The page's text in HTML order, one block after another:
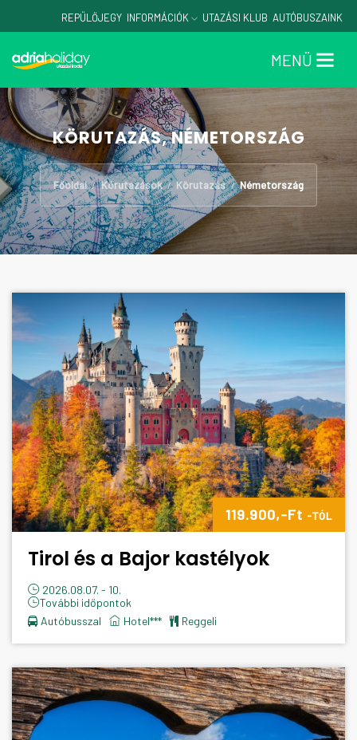
REPÜLŐJEGY INFORMÁCIÓK UTAZÁSI KLUB AUTÓBUSZAINK
MENÜ
KÖRUTAZÁS, NÉMETORSZÁG
Főoldal / Körutazások / Körutazás / Németország
119.900,-Ft -TÓL
Tirol és a Bajor kastélyok
2026.08.07. - 10.
További időpontok
Autóbusszal
hotel*** reggeli